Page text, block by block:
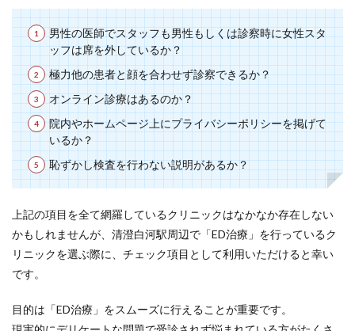
男性の医師でスタッフも男性もしくは診察時に女性スタ
ッフは席を外しているか？
極力他の患者と顔を合わせず診察できるか？
オンライン診療はあるのか？
院内やホームページ上にプライバシーポリシーを掲げて
いるか？
恥ずかし検査を行わない説明があるか？
上記の項目を全て網羅しているクリニックはなかなか存在しない
かもしれませんが、清澄白河駅周辺で「ED治療」を行っているク
リニックを選ぶ際に、チェック項目として利用いただけると幸い
です。
目的は「ED治療」をスムーズに行えることが重要です。